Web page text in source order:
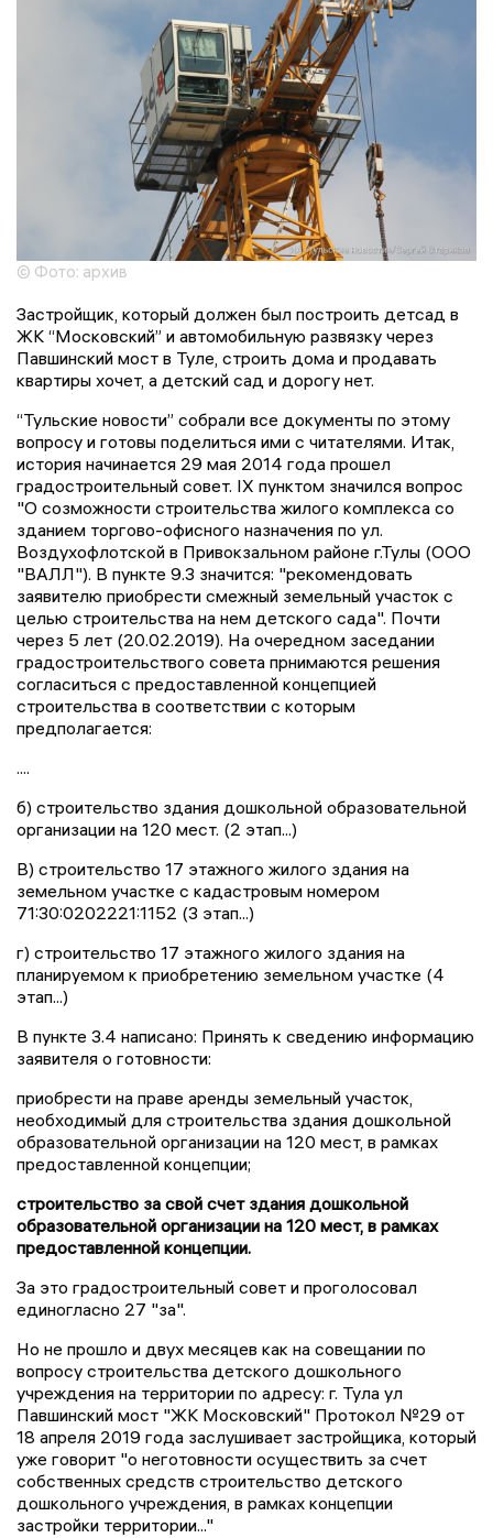
© Фото: архив
Застройщик, который должен был построить детсад в
ЖК “Московский” и автомобильную развязку через
Павшинский мост в Туле, строить дома и продавать
квартиры хочет, а детский сад и дорогу нет.
“Тульские новости” собрали все документы по этому
вопросу и готовы поделиться ими с читателями. Итак,
история начинается 29 мая 2014 года прошел
градостроительный совет. IX пунктом значился вопрос
"О созможности строительства жилого комплекса со
зданием торгово-офисного назначения по ул.
Воздухофлотской в Привокзальном районе г.Тулы (ООО
"ВАЛЛ"). В пункте 9.3 значится: "рекомендовать
заявителю приобрести смежный земельный участок с
целью строительства на нем детского сада". Почти
через 5 лет (20.02.2019). На очередном заседании
градостроительствого совета прнимаются решения
согласиться с предоставленной концепцией
строительства в соответствии с которым
предполагается:
....
б) строительство здания дошкольной образовательной
организации на 120 мест. (2 этап...)
В) строительство 17 этажного жилого здания на
земельном участке с кадастровым номером
71:30:0202221:1152 (3 этап...)
г) строительство 17 этажного жилого здания на
планируемом к приобретению земельном участке (4
этап...)
В пункте 3.4 написано: Принять к сведению информацию
заявителя о готовности:
приобрести на праве аренды земельный участок,
необходимый для строительства здания дошкольной
образовательной организации на 120 мест, в рамках
предоставленной концепции;
строительство за свой счет здания дошкольной
образовательной организации на 120 мест, в рамках
предоставленной концепции.
За это градостроительный совет и проголосовал
единогласно 27 "за".
Но не прошло и двух месяцев как на совещании по
вопросу строительства детского дошкольного
учреждения на территории по адресу: г. Тула ул
Павшинский мост "ЖК Московский" Протокол №29 от
18 апреля 2019 года заслушивает застройщика, который
уже говорит "о неготовности осуществить за счет
собственных средств строительство детского
дошкольного учреждения, в рамках концепции
застройки территории..."